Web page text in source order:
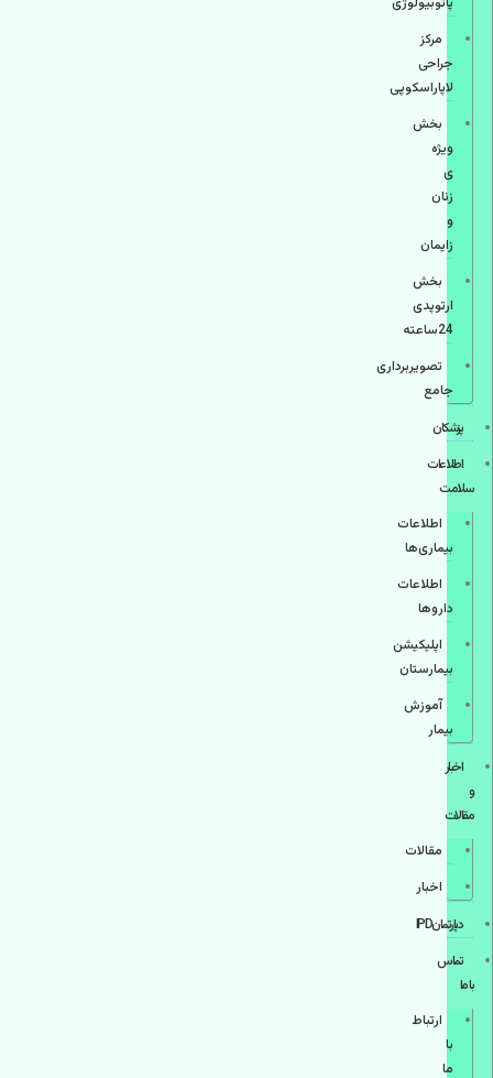
مرکز
جراحی
لاپاراسکوپی
بخش
ویژه
ی
زنان
و
زایمان
بخش
ارتوپدی
24ساعته
تصویربرداری
جامع
پزشكان
اطلاعات
سلامت
اطلاعات
بیماری‌ها
اطلاعات
دارو‌ها
اپليكيشن
بيمارستان
آموزش
بیمار
اخبار
و
مقالات
مقالات
اخبار
دپارتمانIPD
تماس
با ما
ارتباط
با
ما